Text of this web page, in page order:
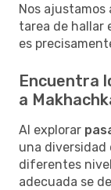
Nos ajustamos
tarea de hallar
es
Encuentra
a
Al explorar
una diversidad
diferentes
adecuada se